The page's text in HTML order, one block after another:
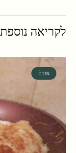
לקריאה נוספת
אוכל